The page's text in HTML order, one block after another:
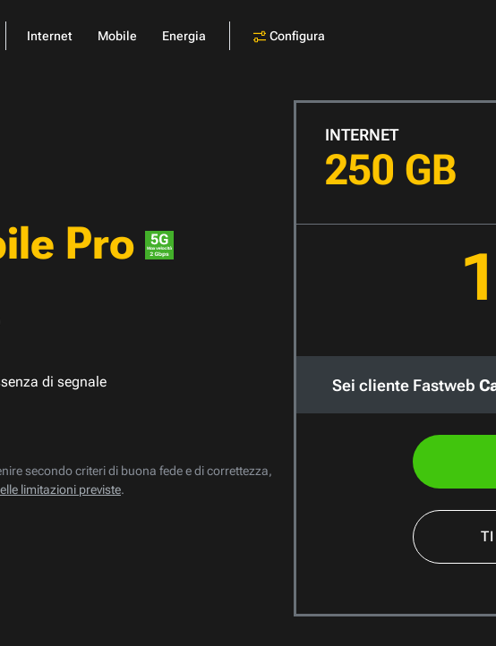
Internet Mobile Energia Configura
Pro
INTERNET
250 GB
Sei cliente Fastweb
di segnale
secondo criteri di buona fede e di correttezza,
limitazioni previste.